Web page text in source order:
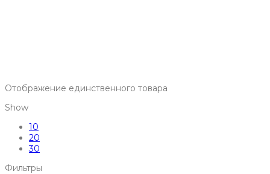
Отображение единственного товара
Show
10
20
30
Фильтры